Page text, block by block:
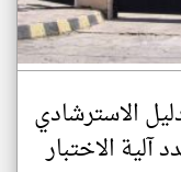
الاسترشادي
آلية الاختبار